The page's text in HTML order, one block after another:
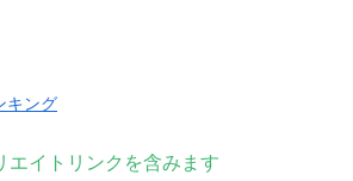
キング
エイトリンクを含みます